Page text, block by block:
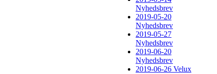
Nyhedsbrev
2019-05-20
Nyhedsbrev
2019-05-27
Nyhedsbrev
2019-06-20
Nyhedsbrev
2019-06-26 Velux